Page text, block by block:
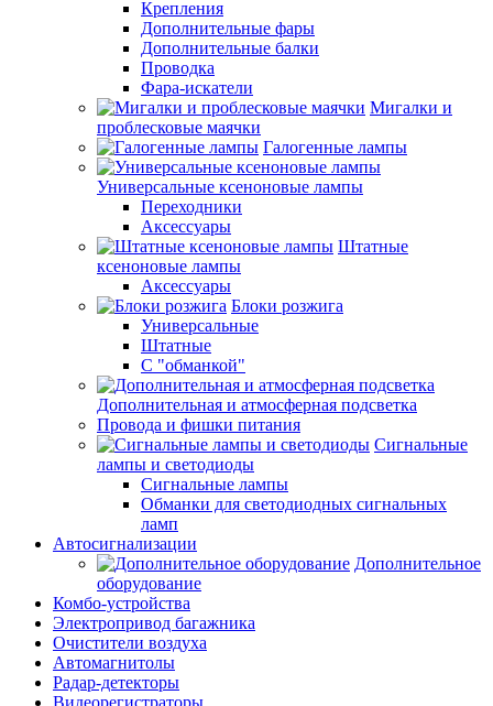
Крепления
Дополнительные фары
Дополнительные балки
Проводка
Фара-искатели
Мигалки и
проблесковые маячки
Галогенные лампы
Универсальные ксеноновые лампы
Переходники
Аксессуары
Штатные
ксеноновые лампы
Аксессуары
Блоки розжига
Универсальные
Штатные
С "обманкой"
Дополнительная и атмосферная подсветка
Провода и фишки питания
Cигнальные
лампы и светодиоды
Сигнальные лампы
Обманки для светодиодных сигнальных
ламп
Автосигнализации
Дополнительное
оборудование
Комбо-устройства
Электропривод багажника
Очистители воздуха
Автомагнитолы
Радар-детекторы
Видеорегистраторы